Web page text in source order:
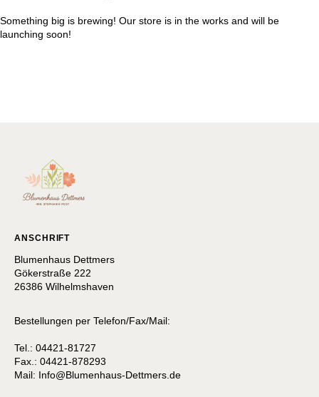
Something big is brewing! Our store is in the works and will be
launching soon!
ANSCHRIFT
Blumenhaus Dettmers
Gökerstraße 222
26386 Wilhelmshaven
Bestellungen per Telefon/Fax/Mail:
Tel.: 04421-81727
Fax.: 04421-878293
Mail: Info@Blumenhaus-Dettmers.de